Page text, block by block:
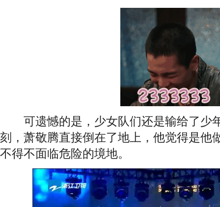
可遗憾的是，少女队们还是输给了少
刻，萧敬腾直接倒在了地上，他觉得是他
不得不面临危险的境地。